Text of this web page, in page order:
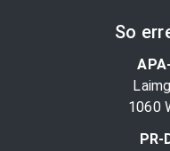
So
1060